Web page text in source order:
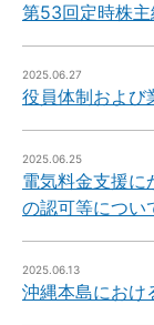
第53回定時株
2025.06.27
役員体制および
2025.06.25
電気料金支援に
の認可等につい
2025.06.13
沖縄本島におけ